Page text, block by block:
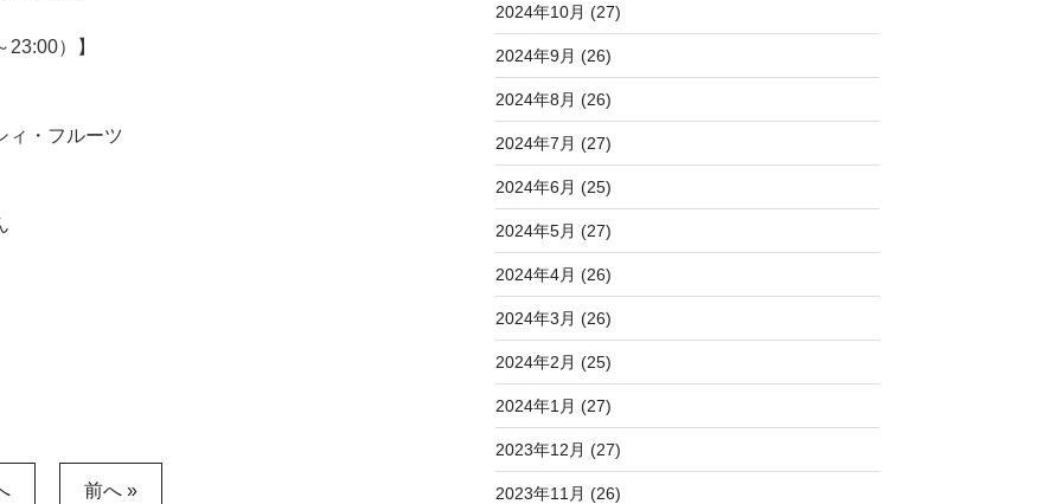
）】
・フルーツ
前へ »
2024年10月 (27)
2024年9月 (26)
2024年8月 (26)
2024年7月 (27)
2024年6月 (25)
2024年5月 (27)
2024年4月 (26)
2024年3月 (26)
2024年2月 (25)
2024年1月 (27)
2023年12月 (27)
2023年11月 (26)